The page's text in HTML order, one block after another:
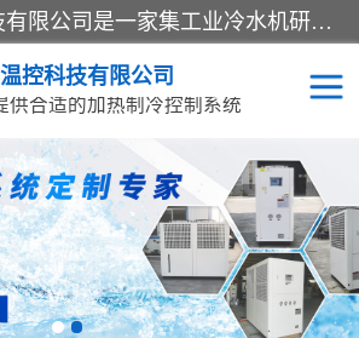
宿迁慈乌温控科技有限公司是一家集工业冷水机研发、制造、营销、服务于一体的技术生产型企业，经营范围包括：冷水机、螺杆式冷水机组、工业冷水机、水冷式冷水机、风冷式冷水机组、风冷螺杆式冷冻机组、冷冻机、注塑专用冷水机、混泥土专用冷水机、低温防爆冷水机组等。专业温控设备供应商 模温机/冷水机/导热油炉定制服务等
控科技有限公司
供合适的加热制冷控制系统
模温机